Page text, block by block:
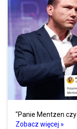
"Panie Mentzen
Zobacz więcej »